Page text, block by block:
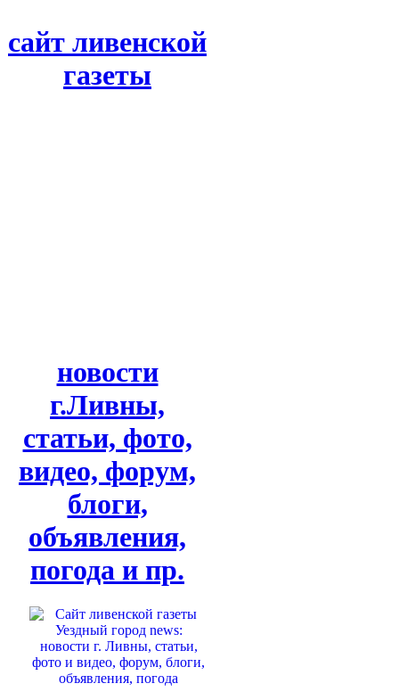
сайт ливенской
газеты
новости
г.Ливны,
статьи, фото,
видео, форум,
блоги,
объявления,
погода и пр.